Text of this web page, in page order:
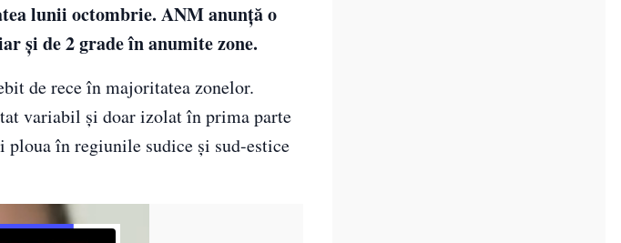
lunii octombrie. ANM anunță o
și de 2 grade în anumite zone.
de rece în majoritatea zonelor.
variabil și doar izolat în prima parte
în regiunile sudice și sud-estice